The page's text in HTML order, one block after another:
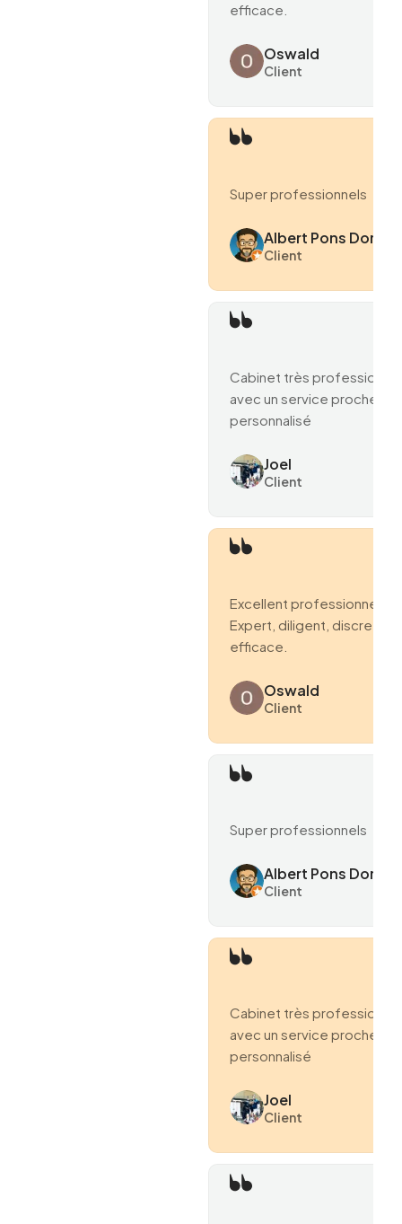
efficace.
Oswald
Client
Super professionnels
Albert Pons
Client
Cabinet très professionnel
avec un service proche et
personnalisé
Joel
Client
Excellent professionnel.
Expert, diligent, discret et
efficace.
Oswald
Client
Super professionnels
Albert Pons
Client
Cabinet très professionnel
avec un service proche et
personnalisé
Joel
Client